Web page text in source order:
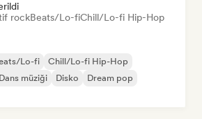
rockBeats/Lo-fiChill/Lo-fi Hip-Hop
Lo-fi
Chill/Lo-fi Hip-Hop
Dans müziği Disko
Dream pop